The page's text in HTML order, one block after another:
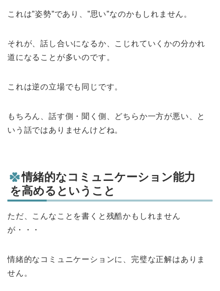
これは”姿勢”であり、”思い”なのかもしれません。
それが、話し合いになるか、こじれていくかの分かれ
道になることが多いのです。
これは逆の立場でも同じです。
もちろん、話す側・聞く側、どちらか一方が悪い、と
いう話ではありませんけどね。
情緒的なコミュニケーション能力
を高めるということ
ただ、こんなことを書くと残酷かもしれません
が・・・
情緒的なコミュニケーションに、完璧な正解はありま
せん。